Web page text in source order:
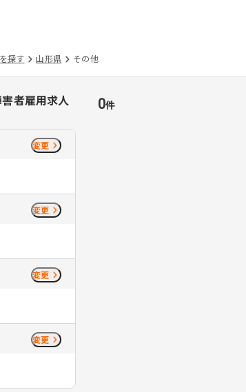
探す 山形県 その他
者雇用求人
変更
変更
変更
変更
0件